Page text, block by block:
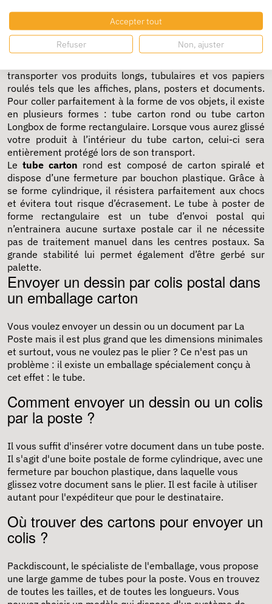
adapté à l’envoi de vos produits
longs
transporter vos produits longs, tubulaires et vos papiers
roulés tels que les affiches, plans, posters et documents.
Pour coller parfaitement à la forme de vos objets, il existe
en plusieurs formes : tube carton rond ou tube carton
Longbox de forme rectangulaire. Lorsque vous aurez glissé
votre produit à l’intérieur du tube carton, celui-ci sera
entièrement protégé lors de son transport.
Letube carton rond est composé de carton spiralé et
dispose d’une fermeture par bouchon plastique. Grâce à
se forme cylindrique, il résistera parfaitement aux chocs
et évitera tout risque d’écrasement. Le tube à poster de
forme rectangulaire est un tube d’envoi postal qui
n’entrainera aucune surtaxe postale car il ne nécessite
pas de traitement manuel dans les centres postaux. Sa
grande stabilité lui permet également d’être gerbé sur
palette.
Envoyer un dessin par colis postal dans
un emballage carton
Vous voulez envoyer un dessin ou un document par La
Poste mais il est plus grand que les dimensions minimales
et surtout, vous ne voulez pas le plier ? Ce n'est pas un
problème : il existe un emballage spécialement conçu à
cet effet : le tube.
Comment envoyer un dessin ou un colis
par la poste ?
Il vous suffit d'insérer votre document dans un tube poste.
Il s'agit d'une boite postale de forme cylindrique, avec une
fermeture par bouchon plastique, dans laquelle vous
glissez votre document sans le plier. Il est facile à utiliser
autant pour l'expéditeur que pour le destinataire.
Où trouver des cartons pour envoyer un
colis ?
Packdiscount, le spécialiste de l'emballage, vous propose
une large gamme de tubes pour la poste. Vous en trouvez
de toutes les tailles, et de toutes les longueurs. Vous
Accepter tout
Refuser Non, ajuster